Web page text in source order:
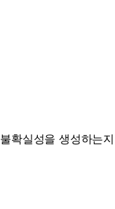
확실성을 생성하는지